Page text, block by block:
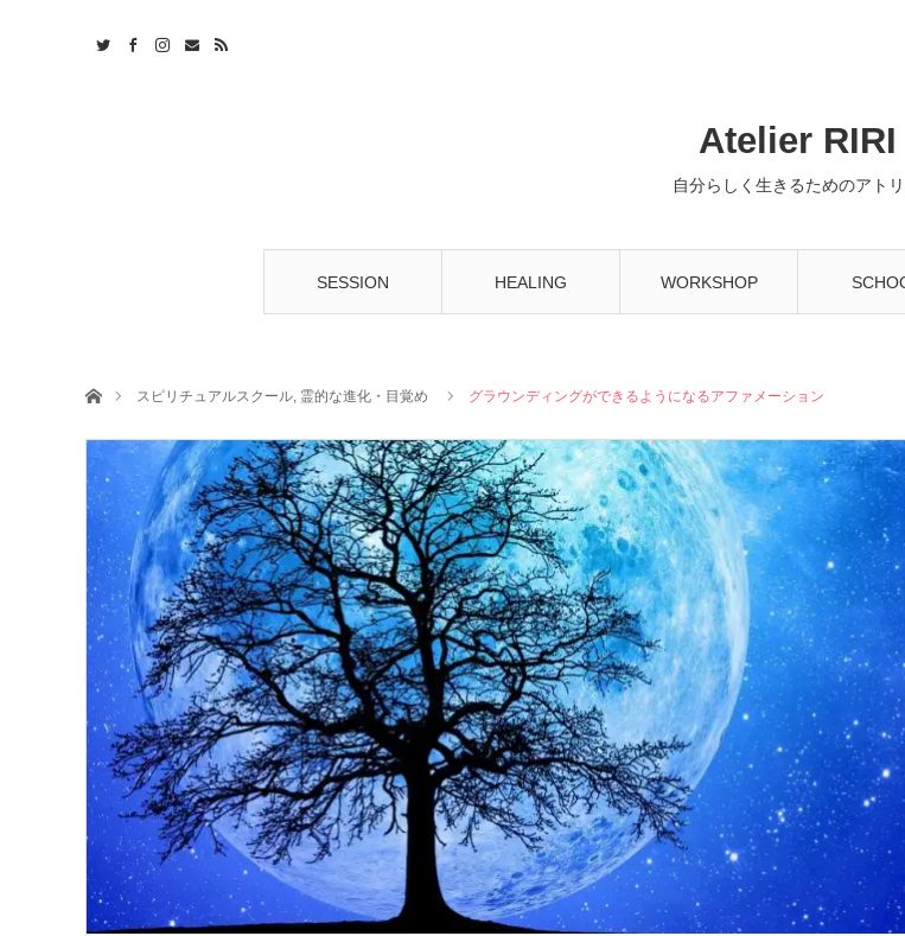
Atelier RIRI
自分らしく生きるためのアト
SESSION HEALING WORKSHOP
ホームスピリチュアルスクール, 霊的な進化・目覚め グラウンディングができるようになるアファメーション